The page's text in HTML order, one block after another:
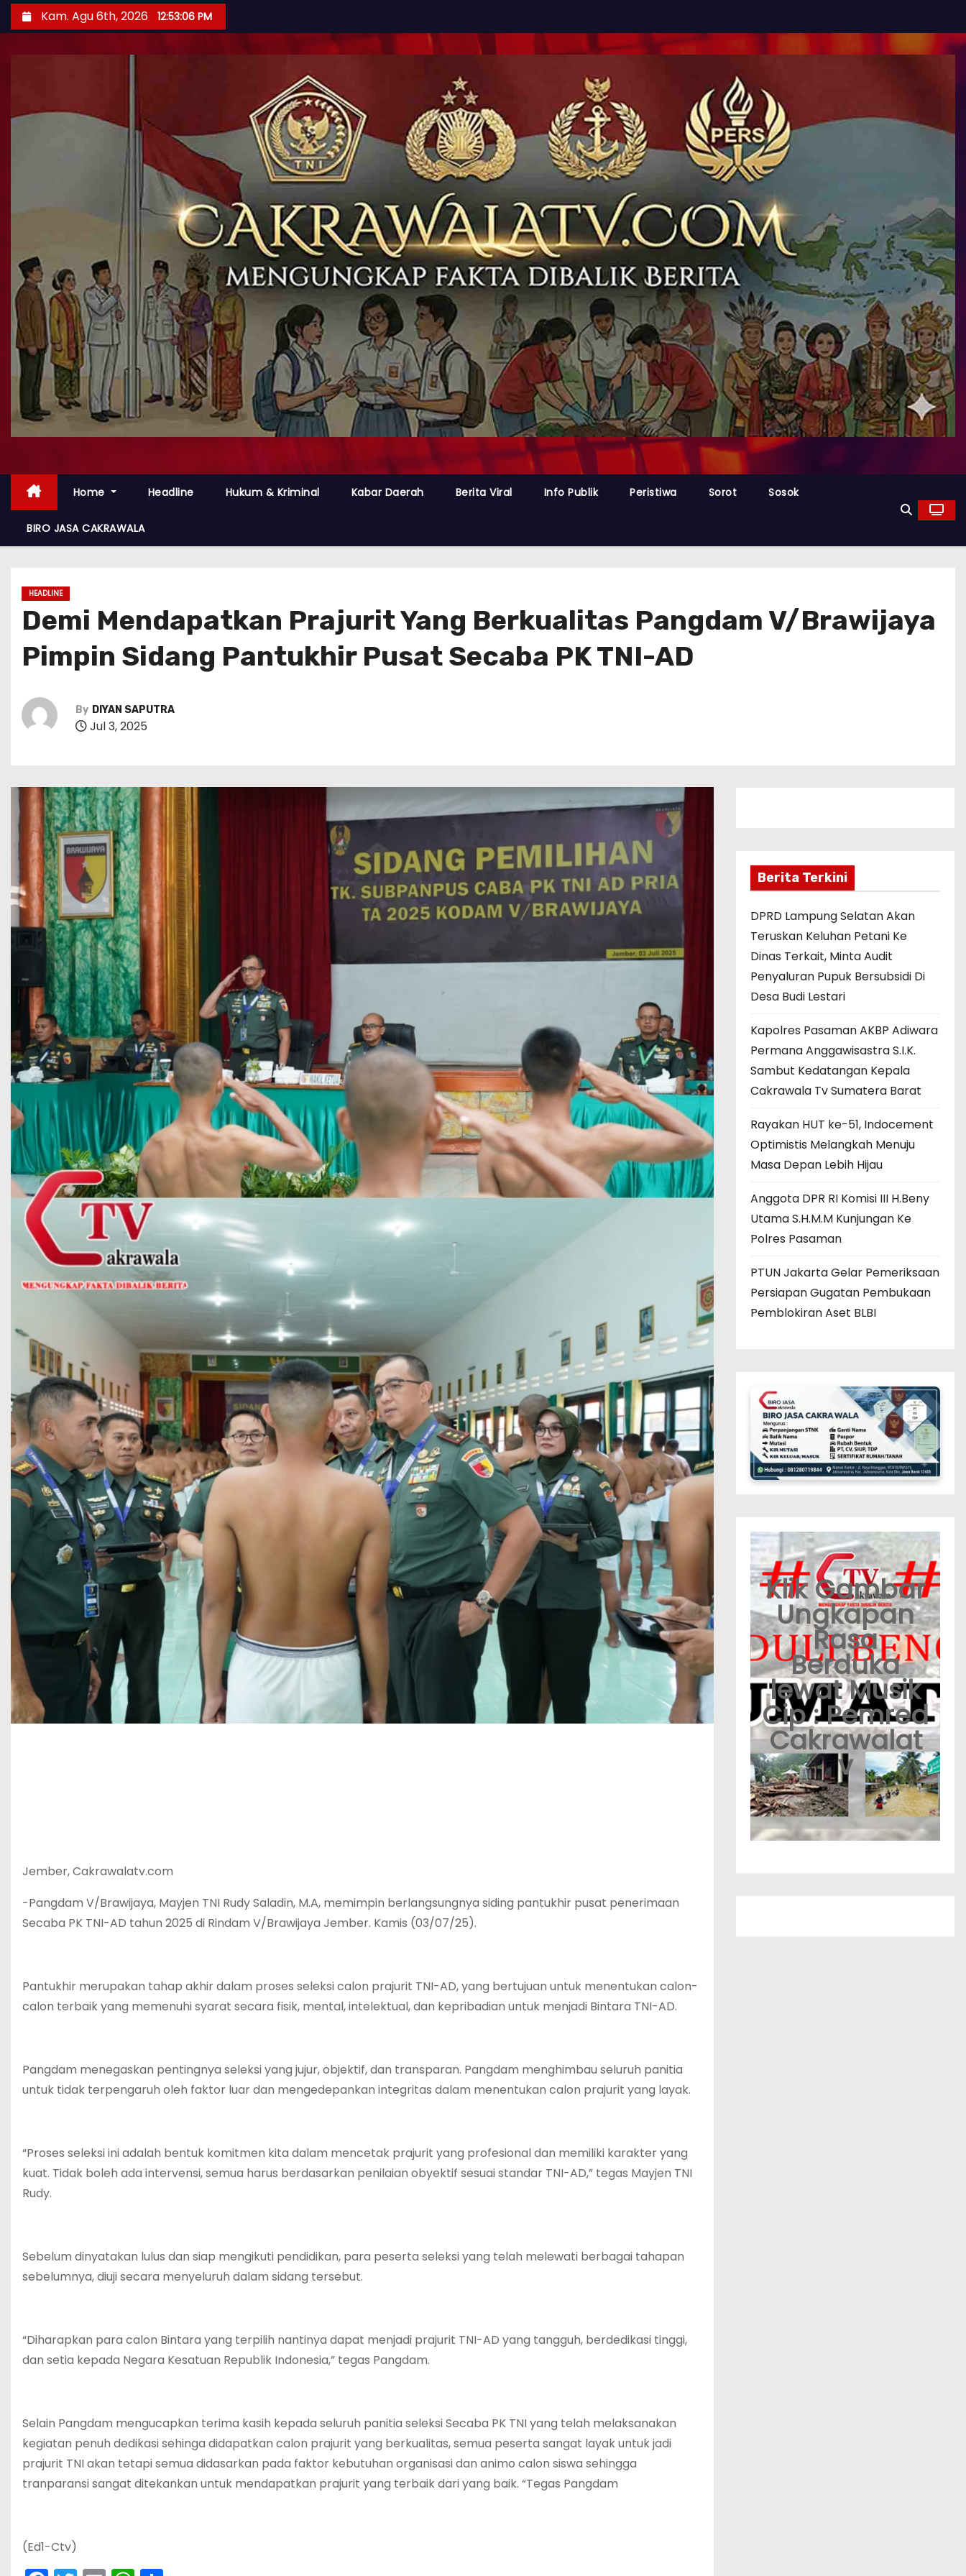
Kam. Agu 6th, 2026 12:53:08 PM
Home Headline Hukum & Kriminal Kabar Daerah Berita Viral Info Publik Peristiwa Sorot Sosok
BIRO JASA CAKRAWALA
HEADLINE
Demi Mendapatkan Prajurit Yang Berkualitas Pangdam V/Brawijaya
Pimpin Sidang Pantukhir Pusat Secaba PK TNI-AD
By DIYAN SAPUTRA
Jul 3, 2025
Jember, Cakrawalatv.com
-Pangdam V/Brawijaya, Mayjen TNI Rudy Saladin, M.A, memimpin berlangsungnya siding pantukhir pusat penerimaan
Secaba PK TNI-AD tahun 2025 di Rindam V/Brawijaya Jember. Kamis (03/07/25).
Pantukhir merupakan tahap akhir dalam proses seleksi calon prajurit TNI-AD, yang bertujuan untuk menentukan calon-
calon terbaik yang memenuhi syarat secara fisik, mental, intelektual, dan kepribadian untuk menjadi Bintara TNI-AD.
Pangdam menegaskan pentingnya seleksi yang jujur, objektif, dan transparan. Pangdam menghimbau seluruh panitia
untuk tidak terpengaruh oleh faktor luar dan mengedepankan integritas dalam menentukan calon prajurit yang layak.
“Proses seleksi ini adalah bentuk komitmen kita dalam mencetak prajurit yang profesional dan memiliki karakter yang
kuat. Tidak boleh ada intervensi, semua harus berdasarkan penilaian obyektif sesuai standar TNI-AD,” tegas Mayjen TNI
Rudy.
Sebelum dinyatakan lulus dan siap mengikuti pendidikan, para peserta seleksi yang telah melewati berbagai tahapan
sebelumnya, diuji secara menyeluruh dalam sidang tersebut.
“Diharapkan para calon Bintara yang terpilih nantinya dapat menjadi prajurit TNI-AD yang tangguh, berdedikasi tinggi,
dan setia kepada Negara Kesatuan Republik Indonesia,” tegas Pangdam.
Selain Pangdam mengucapkan terima kasih kepada seluruh panitia seleksi Secaba PK TNI yang telah melaksanakan
kegiatan penuh dedikasi sehinga didapatkan calon prajurit yang berkualitas, semua peserta sangat layak untuk jadi
prajurit TNI akan tetapi semua didasarkan pada faktor kebutuhan organisasi dan animo calon siswa sehingga
tranparansi sangat ditekankan untuk mendapatkan prajurit yang terbaik dari yang baik. “Tegas Pangdam
(Ed1-Ctv)
Berita Terkini
DPRD Lampung Selatan Akan
Teruskan Keluhan Petani Ke
Dinas Terkait, Minta Audit
Penyaluran Pupuk Bersubsidi Di
Desa Budi Lestari
Kapolres Pasaman AKBP Adiwara
Permana Anggawisastra S.I.K.
Sambut Kedatangan Kepala
Cakrawala Tv Sumatera Barat
Rayakan HUT ke-51, Indocement
Optimistis Melangkah Menuju
Masa Depan Lebih Hijau
Anggota DPR RI Komisi III H.Beny
Utama S.H.M.M Kunjungan Ke
Polres Pasaman
PTUN Jakarta Gelar Pemeriksaan
Persiapan Gugatan Pembukaan
Pemblokiran Aset BLBI
Klik Gambar
Ungkapan
Rasa
Berduka
lewat Musik
Cip : Pemred
Cakrawalat
v